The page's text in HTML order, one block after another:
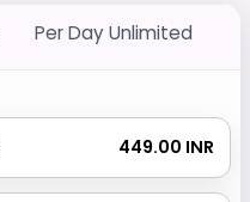
Per Day Unlimited
₹ 449.00 INR